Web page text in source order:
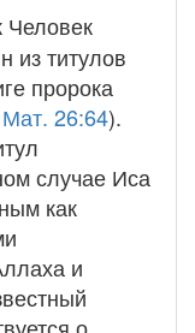
Человек
из титулов
пророка
Мат. 26:64).
случае Иса
как
и
о